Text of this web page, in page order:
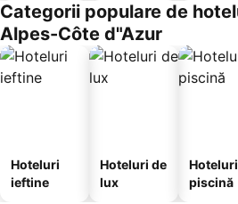
Categorii populare de
Alpes-Côte d"Azur
Hoteluri
ieftine
Hoteluri de
lux
piscină